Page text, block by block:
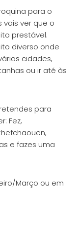
para o
ver que o
prestável.
diverso onde
cidades,
ou ir até às
para
Fez,
e fazes uma
Março ou em